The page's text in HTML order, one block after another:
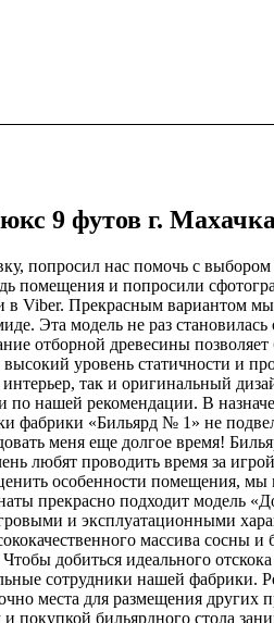
9 футов г.
попросил нас помочь с
и попросили
в Viber. Прекрасным вариантом
Эта модель не раз
отборной древесины
высокий уровень статичности и
так и оригинальный
по нашей рекомендации. В
фабрики «Бильярд № 1» не
меня еще долгое время!
любят проводить время за
особенности помещения,
прекрасно подходит
и эксплуатационными
массива
добиться идеального
сотрудники нашей фабрики.
места для размещения
бильярдного стола